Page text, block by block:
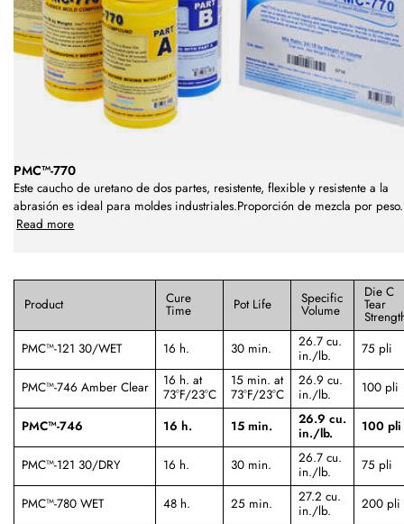
PMC™-770
Este caucho de uretano de dos partes, resistente, flexible y resistente a la
abrasión es ideal para moldes industriales.Proporción de mezcla por peso
Read more
Product Cure
Time Pot Life Specific
Volume
Die C
Tear
PMC™-121 30/WET
16 h. 30 min.
26.7 cu.
in./lb.
75 pli
PMC™-746 Amber Clear
16 h. at
73°F/23°C
15 min. at
73°F/23°C
26.9 cu.
in./lb.
100 pli
PMC™-746 16 h. 15 min.
26.9 cu.
in./lb.
100 pli
PMC™-121 30/DRY 16 h. 30 min.
26.7 cu.
in./lb.
75 pli
PMC™-780 WET 48 h. 25 min.
27.2 cu.
in./lb.
200 pli